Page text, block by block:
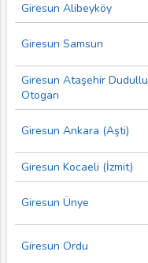
Giresun Alibeyköy
Giresun Samsun
Giresun Ataşehir Dudullu
Otogarı
Giresun Ankara (Aşti)
Giresun Kocaeli (İzmit)
Giresun Ünye
Giresun Ordu